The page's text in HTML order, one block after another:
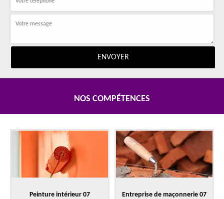
NOS COMPÉTENCES
Peinture intérieur 07 Entreprise de maçonnerie 07